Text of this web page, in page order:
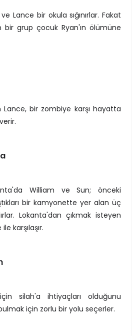
Lance bir okula sığınırlar. Fakat
bir grup çocuk Ryan'ın ölümüne
Lance, bir zombiye karşı hayatta
William ve Sun; önceki
bir kamyonette yer alan üç
Lokanta'dan çıkmak isteyen
karşılaşır.
silah'a ihtiyaçları olduğunu
için zorlu bir yolu seçerler.